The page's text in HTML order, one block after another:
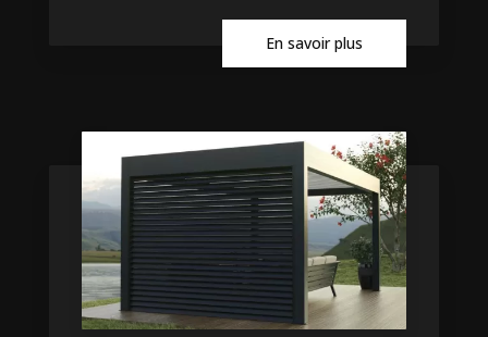
En savoir plus